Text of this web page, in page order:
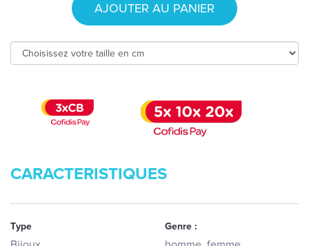
AJOUTER AU PANIER
CARACTERISTIQUES
Type Genre :